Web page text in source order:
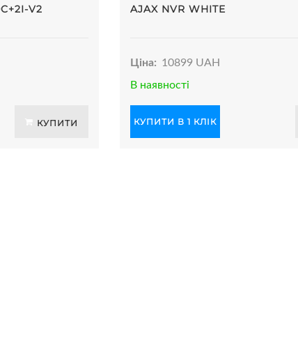
V2
КУПИТИ
AJAX NVR WHITE
Ціна: 10899 UAH
В наявності
КУПИТИ В 1 КЛІК